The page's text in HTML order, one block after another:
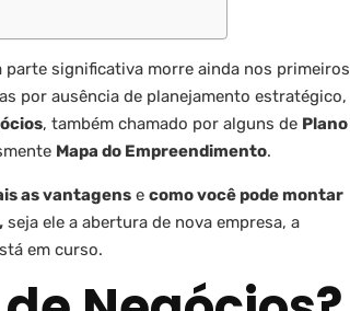
parte significativa morre ainda nos primeiros
por ausência de planejamento estratégico,
, também chamado por alguns de Plano
Mapa do Empreendimento.
as vantagens e como você pode montar
seja ele a abertura de nova empresa, a
em curso.